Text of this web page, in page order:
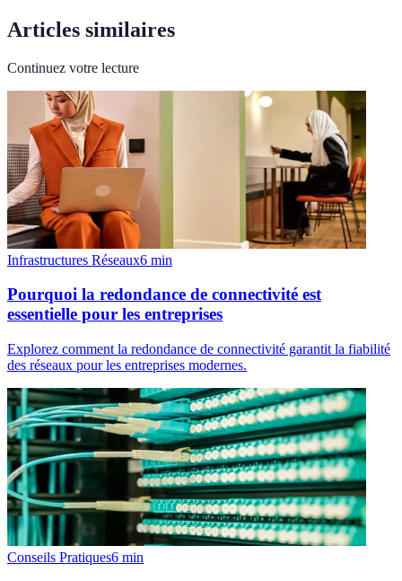
Articles similaires
Continuez votre lecture
Infrastructures Réseaux6 min
Pourquoi la redondance de connectivité est
essentielle pour les entreprises
Explorez comment la redondance de connectivité garantit la fiabilité
des réseaux pour les entreprises modernes.
Conseils Pratiques6 min